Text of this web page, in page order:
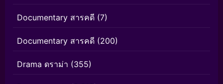
Documentary สารคดี (7)
Documentary สารคดี (200)
Drama ดราม่า (355)